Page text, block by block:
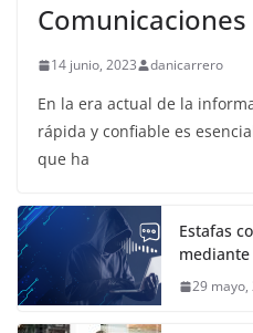
Comunicaciones
14 junio, 2023 danicarrero
En la era actual de la
rápida y confiable es
que ha
Estafas
mediante
29 mayo,